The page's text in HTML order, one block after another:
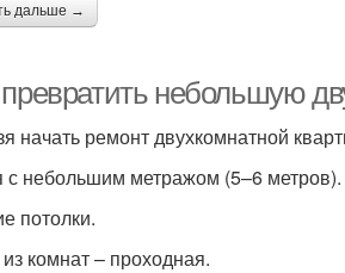
дальше →
превратить небольшую
начать ремонт двухкомнатной
с небольшим метражом (5–6 метров).
потолки.
комнат – проходная.